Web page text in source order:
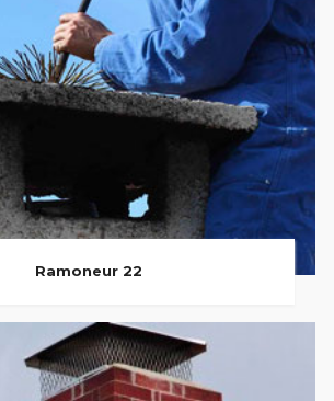
Ramoneur 22